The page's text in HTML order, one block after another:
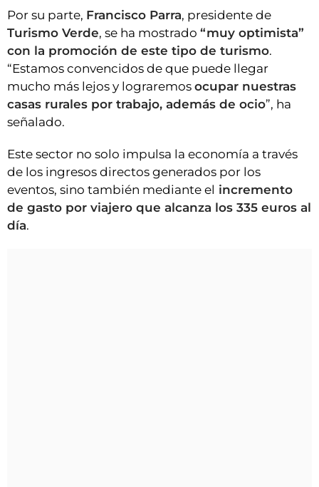
Por su parte, Francisco Parra, presidente de
Turismo Verde, se ha mostrado “muy optimista”
con la promoción de este tipo de turismo.
“Estamos convencidos de que puede llegar
mucho más lejos y lograremos ocupar nuestras
casas rurales por trabajo, además de ocio”, ha
señalado.
Este sector no solo impulsa la economía a través
de los ingresos directos generados por los
eventos, sino también mediante el incremento
de gasto por viajero que alcanza los 335 euros al
día.